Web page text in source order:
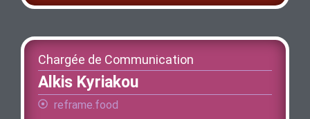
Chargée de Communication
Alkis Kyriakou
reframe.food